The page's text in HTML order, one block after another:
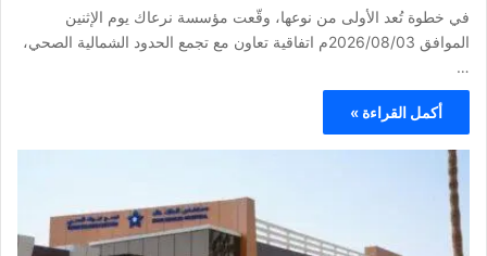
في خطوة تُعد الأولى من نوعها، وقّعت مؤسسة نرعاك يوم الإثنين
الموافق 2026/08/03م اتفاقية تعاون مع تجمع الحدود الشمالية الصحي،
…
أكمل القراءة »